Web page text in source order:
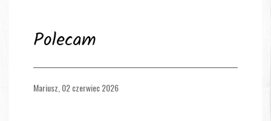
Polecam
Mariusz,02 czerwiec 2026